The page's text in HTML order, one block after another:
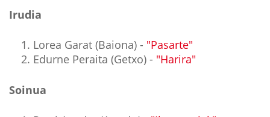
Irudia
Lorea Garat (Baiona) - "Pasarte"
Edurne Peraita (Getxo) - "Harira"
Soinua